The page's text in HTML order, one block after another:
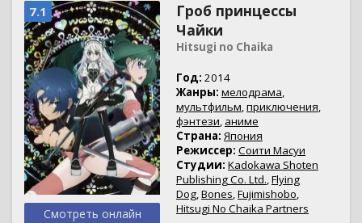
7.1
Смотреть онлайн
Гроб принцессы
Чайки
Hitsugi no Chaika
Год: 2014
Жанры: мелодрама,
мультфильм,приключения,
фэнтези, аниме
Страна: Япония
Режиссер: Соити Масуи
Студии: Kadokawa Shoten
Publishing Co. Ltd.,Flying
Dog,Bones,Fujimishobo,
Hitsugi No Chaika Partners